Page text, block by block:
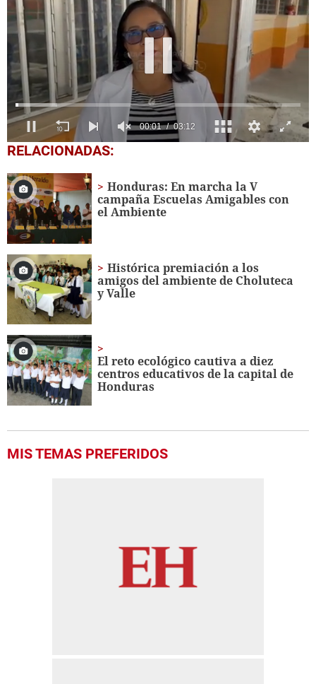
0
seconds
3
minutes,
12
seconds
RELACIONADAS:
Honduras: En marcha la V
campaña Escuelas Amigables con
el Ambiente
Histórica premiación a los
amigos del ambiente de Choluteca
y Valle
El reto ecológico cautiva a diez
centros educativos de la capital de
Honduras
MIS TEMAS PREFERIDOS